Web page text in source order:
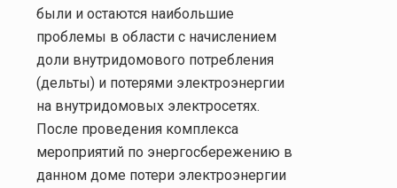
были и остаются наибольшие
проблемы в области с начислением
доли внутридомового потребления
(дельты) и потерями электроэнергии
на внутридомовых электросетях.
После проведения комплекса
мероприятий по энергосбережению в
данном доме потери электроэнергии